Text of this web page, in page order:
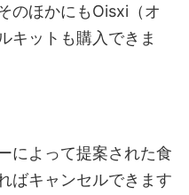
のほかにもOisxi（オ
キットも購入できま
によって提案された食
ばキャンセルできます